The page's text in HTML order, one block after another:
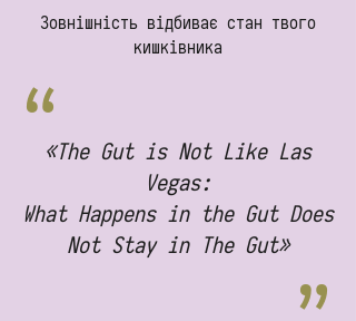
Зовнішність відбиває стан твого
кишківника
“«The Gut is Not Like Las
Vegas:
What Happens in the Gut Does
Not Stay in The Gut»